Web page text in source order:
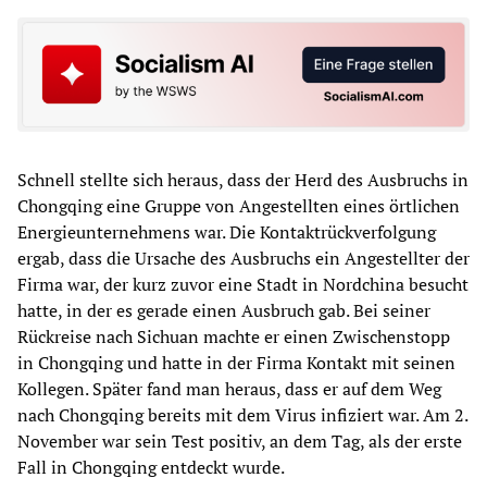
Schnell stellte sich heraus, dass der Herd des Ausbruchs in
Chongqing eine Gruppe von Angestellten eines örtlichen
Energieunternehmens war. Die Kontaktrückverfolgung
ergab, dass die Ursache des Ausbruchs ein Angestellter der
Firma war, der kurz zuvor eine Stadt in Nordchina besucht
hatte, in der es gerade einen Ausbruch gab. Bei seiner
Rückreise nach Sichuan machte er einen Zwischenstopp
in Chongqing und hatte in der Firma Kontakt mit seinen
Kollegen. Später fand man heraus, dass er auf dem Weg
nach Chongqing bereits mit dem Virus infiziert war. Am 2.
November war sein Test positiv, an dem Tag, als der erste
Fall in Chongqing entdeckt wurde.